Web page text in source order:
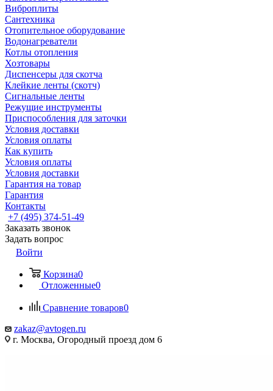
Виброплиты
Сантехника
Отопительное оборудование
Водонагреватели
Котлы отопления
Хозтовары
Диспенсеры для скотча
Клейкие ленты (скотч)
Сигнальные ленты
Режущие инструменты
Приспособления для заточки
Условия доставки
Условия оплаты
Как купить
Условия оплаты
Условия доставки
Гарантия на товар
Гарантия
Контакты
+7 (495) 374-51-49
Заказать звонок
Задать вопрос
Войти
Корзина0
Отложенные0
Сравнение товаров0
zakaz@avtogen.ru
г. Москва, Огородный проезд дом 6